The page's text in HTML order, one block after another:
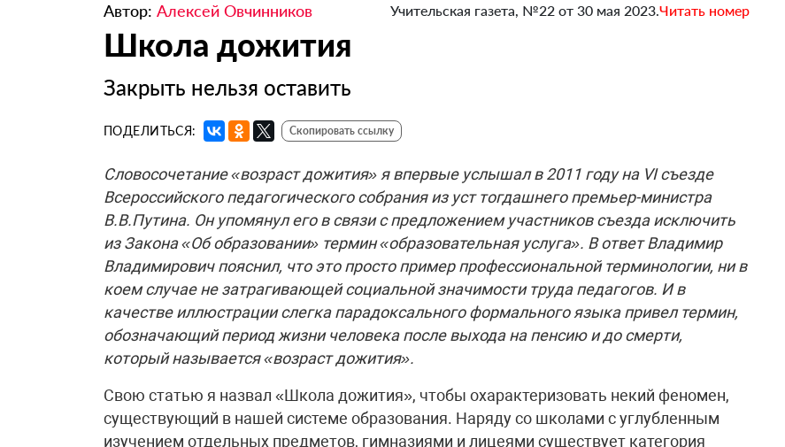
Автор: Алексей Овчинников Учительская газета, №22 от 30 мая 2023.Читать номер
Школа дожития
Закрыть нельзя оставить
ПОДЕЛИТЬСЯ: Скопировать ссылку
Словосочетание «возраст дожития» я впервые услышал в 2011 году на VI съезде
Всероссийского педагогического собрания из уст тогдашнего премьер-министра
В.В.Путина. Он упомянул его в связи с предложением участников съезда исключить
из Закона «Об образовании» термин «образовательная услуга». В ответ Владимир
Владимирович пояснил, что это просто пример профессиональной терминологии, ни в
коем случае не затрагивающей социальной значимости труда педагогов. И в
качестве иллюстрации слегка парадоксального формального языка привел термин,
обозначающий период жизни человека после выхода на пенсию и до смерти,
который называется «возраст дожития».
Свою статью я назвал «Школа дожития», чтобы охарактеризовать некий феномен,
существующий в нашей системе образования. Наряду со школами с углуб­ленным
изучением отдельных предметов, гимназиями и лицеями существует категория